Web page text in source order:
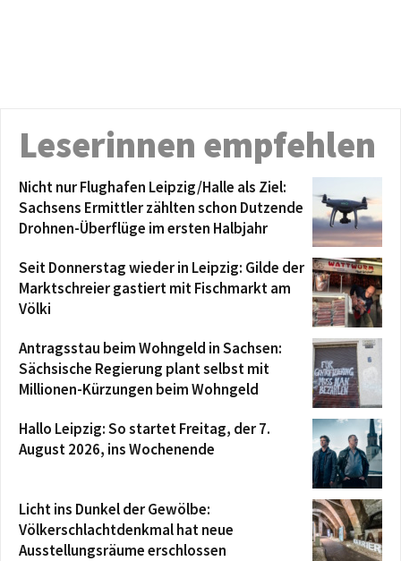
Leserinnen empfehlen
Nicht nur Flughafen Leipzig/Halle als Ziel:
Sachsens Ermittler zählten schon Dutzende
Drohnen-Überflüge im ersten Halbjahr
Seit Donnerstag wieder in Leipzig: Gilde der
Marktschreier gastiert mit Fischmarkt am
Völki
Antragsstau beim Wohngeld in Sachsen:
Sächsische Regierung plant selbst mit
Millionen-Kürzungen beim Wohngeld
Hallo Leipzig: So startet Freitag, der 7.
August 2026, ins Wochenende
Licht ins Dunkel der Gewölbe:
Völkerschlachtdenkmal hat neue
Ausstellungsräume erschlossen